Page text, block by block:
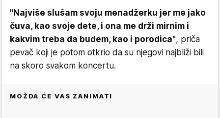
"Najviše slušam svoju menadžerku jer me jako
čuva, kao svoje dete, i ona me drži mirnim i
kakvim treba da budem, kao i porodica", priča
pevač koji je potom otkrio da su njegovi najbliži bili
na skoro svakom koncertu.
MOŽDA ĆE VAS ZANIMATI